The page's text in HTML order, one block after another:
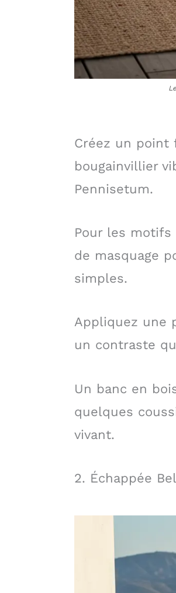
Créez un point
bougainvillier
Pennisetum.
Pour les
de masquage
simples.
Appliquez une
un contraste
Un banc en
quelques
vivant.
2. Échappée